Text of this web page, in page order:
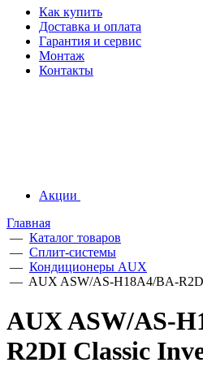
Как купить
Доставка и оплата
Гарантия и сервис
Монтаж
Контакты
Акции
Главная
— Каталог товаров
— Сплит-системы
— Кондиционеры AUX
— AUX ASW/AS-H18A4/BA-
AUX ASW/AS-
R2DI Classic